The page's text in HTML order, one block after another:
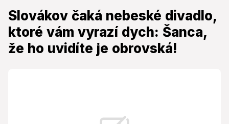
Slovákov čaká nebeské divadlo,
ktoré vám vyrazí dych: Šanca,
že ho uvidíte je obrovská!
Slovákov čaká nebeské divadlo,
ktoré vám vyrazí dych: Šanca, že
ho uvidíte je obrovská!